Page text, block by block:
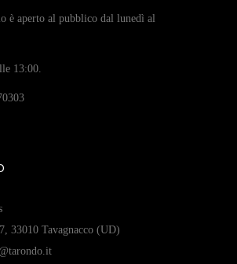
è aperto al pubblico dal lunedì al
13:00.
33010 Tavagnacco (UD)